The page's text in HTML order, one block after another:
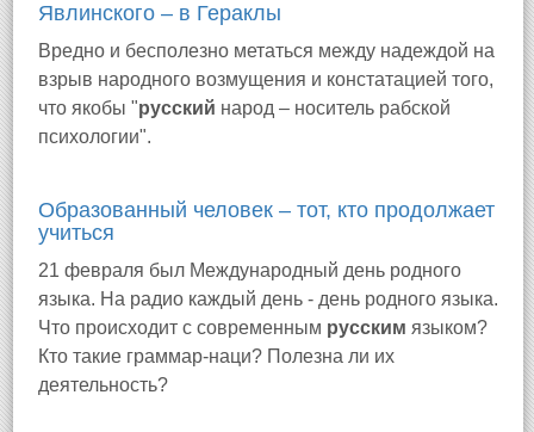
Явлинского – в Гераклы
Вредно и бесполезно метаться между надеждой на
взрыв народного возмущения и констатацией того,
что якобы "русский народ – носитель рабской
психологии".
Образованный человек – тот, кто продолжает
учиться
21 февраля был Международный день родного
языка. На радио каждый день - день родного языка.
Что происходит с современным русским языком?
Кто такие граммар-наци? Полезна ли их
деятельность?